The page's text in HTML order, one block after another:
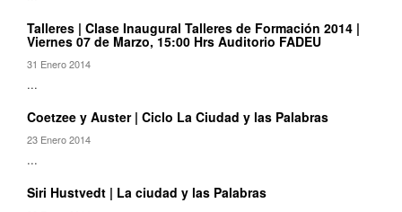
Talleres | Clase Inaugural Talleres de Formación 2014 |
Viernes 07 de Marzo, 15:00 Hrs Auditorio FADEU
31 Enero 2014
...
Coetzee y Auster | Ciclo La Ciudad y las Palabras
23 Enero 2014
...
Siri Hustvedt | La ciudad y las Palabras